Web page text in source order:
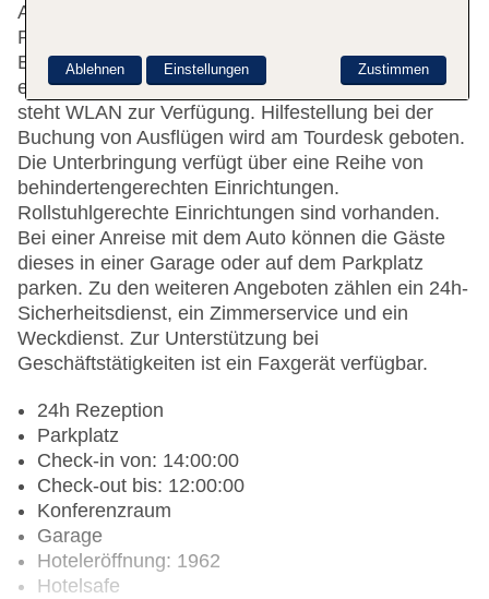
Aufzüge. Das freundliche Personal an der
Rezeption ist gerne bei allen Fragen behilflich. Die
Einrichtung umfasst eine Gepäckaufbewahrung,
einen Safe und einen Getränkeautomaten. Im Haus
steht WLAN zur Verfügung. Hilfestellung bei der
Buchung von Ausflügen wird am Tourdesk geboten.
Die Unterbringung verfügt über eine Reihe von
behindertengerechten Einrichtungen.
Rollstuhlgerechte Einrichtungen sind vorhanden.
Bei einer Anreise mit dem Auto können die Gäste
dieses in einer Garage oder auf dem Parkplatz
parken. Zu den weiteren Angeboten zählen ein 24h-
Sicherheitsdienst, ein Zimmerservice und ein
Weckdienst. Zur Unterstützung bei
Geschäftstätigkeiten ist ein Faxgerät verfügbar.
24h Rezeption
Parkplatz
Check-in von: 14:00:00
Check-out bis: 12:00:00
Konferenzraum
Garage
Hoteleröffnung: 1962
Hotelsafe
Zustimmen
Ablehnen Einstellungen